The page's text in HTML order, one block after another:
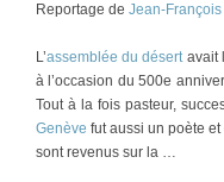
Reportage de Jean-
L’assemblée du désert avait
à l’occasion du 500e
Tout à la fois pasteur,
Genève fut aussi un poète
sont revenus sur la …